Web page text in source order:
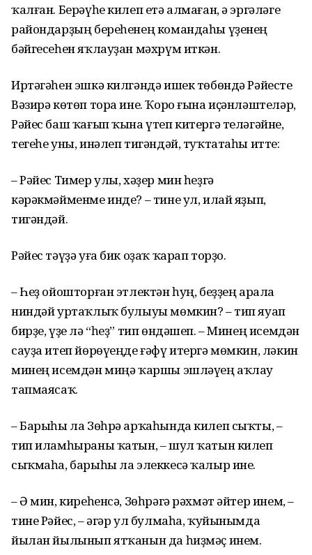
ҡалған. Берәүһе килеп етә алмаған, ә эргәләге
райондарҙың береһенең командаһы үҙенең
бәйгесеһен яҡлауҙан мәхрүм иткән.
Иртәгәһен эшкә килгәндә ишек төбөндә Рәйесте
Вәзирә көтөп тора ине. Ҡоро ғына иҫәнләштеләр,
Рәйес баш ҡағып ҡына үтеп китергә теләгәйне,
тегеһе уны, инәлеп тигәндәй, туҡтатаһы итте:
– Рәйес Тимер улы, хәҙер мин һеҙгә
кәрәкмәйменме инде? – тине ул, илай яҙып,
тигәндәй.
Рәйес тәүҙә уға бик оҙаҡ ҡарап торҙо.
– Һеҙ ойошторған этлектән һуң, беҙҙең арала
ниндәй уртаҡлыҡ булыуы мөмкин? – тип яуап
бирҙе, үҙе лә “һеҙ” тип өндәшеп. – Минең исемдән
сауҙа итеп йөрөүеңде ғәфү итергә мөмкин, ләкин
минең исемдән миңә ҡаршы эшләүең аҡлау
тапмаясаҡ.
– Барыһы ла Зөһрә арҡаһында килеп сыҡты, –
тип иламһыраны ҡатын, – шул ҡатын килеп
сыҡмаһа, барыһы ла элеккесә ҡалыр ине.
– Ә мин, киреһенсә, Зөһрәгә рәхмәт әйтер инем, –
тине Рәйес, – әгәр ул булмаһа, ҡуйынымда
йылан йылынып ятҡанын да һиҙмәҫ инем.